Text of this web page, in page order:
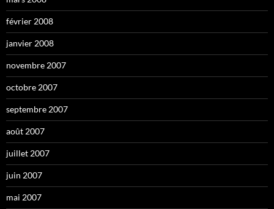
février 2008
janvier 2008
novembre 2007
octobre 2007
septembre 2007
août 2007
juillet 2007
juin 2007
mai 2007